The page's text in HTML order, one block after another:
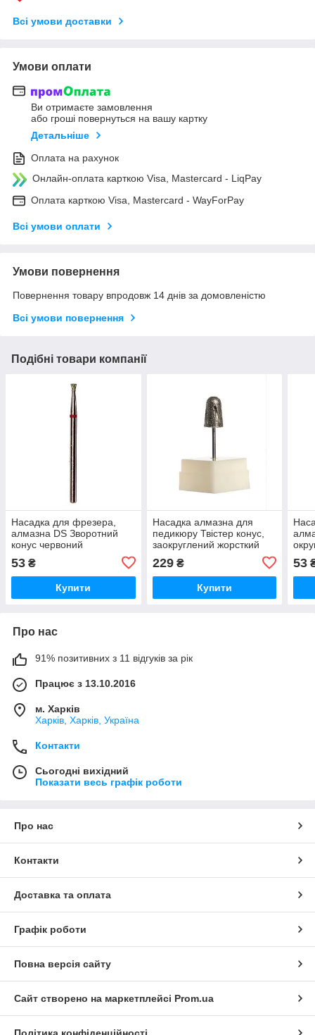
Всі умови доставки
Умови оплати
Ви отримаєте замовлення
або гроші повернуться на вашу картку
Детальніше
Оплата на рахунок
Онлайн-оплата карткою Visa, Mastercard - LiqPay
Оплата карткою Visa, Mastercard - WayForPay
Всі умови оплати
Умови повернення
Повернення товару впродовж 14 днів за домовленістю
Всі умови повернення
Подібні товари компанії
Насадка для фрезера,
алмазна DS Зворотний
конус червоний
53 ₴
Купити
Насадка алмазна для
педикюру Твістер конус,
заокруглений жорсткий
229₴
Купити
53
Про нас
91% позитивних з 11 відгуків за рік
Працює з 13.10.2016
м. Харків
Харків, Харків, Україна
Контакти
Сьогодні вихідний
Показати весь графік роботи
Про нас
Контакти
Доставка та оплата
Графік роботи
Повна версія сайту
Сайт створено на маркетплейсі Prom.ua
Політика конфіденційності